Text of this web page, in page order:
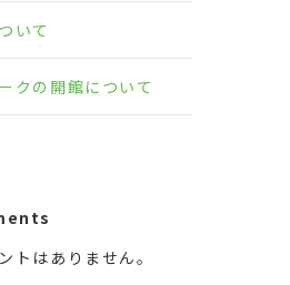
いて
クの開館について
トはありません。